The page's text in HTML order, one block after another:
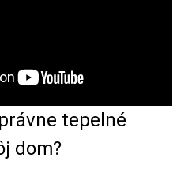
tepelné
dom?